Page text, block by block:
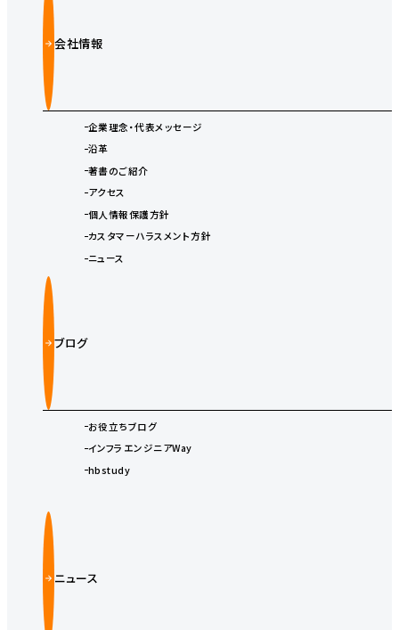
会社情報
企業理念・代表メッセージ
沿革
著書のご紹介
アクセス
個人情報保護方針
カスタマーハラスメント方針
ニュース
ブログ
お役立ちブログ
インフラエンジニアWay
hbstudy
ニュース